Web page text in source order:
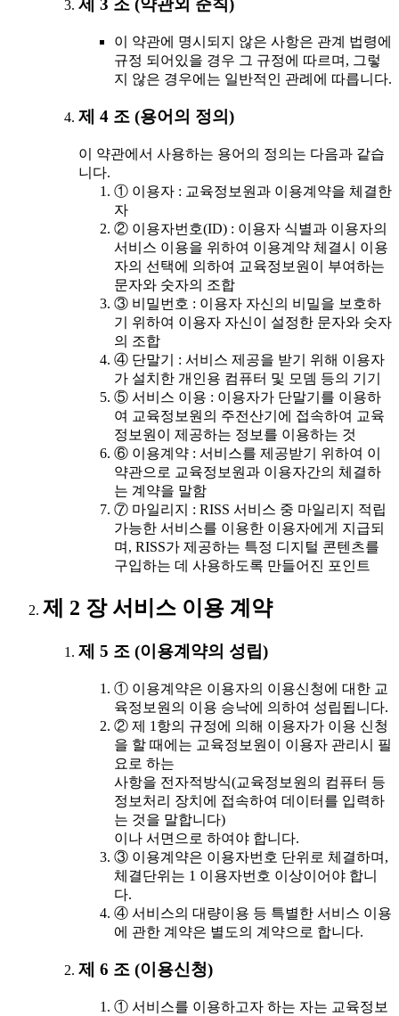
제 3 조 (약관외 준칙)
이 약관에 명시되지 않은 사항은 관계 법령에
규정 되어있을 경우 그 규정에 따르며, 그렇
지 않은 경우에는 일반적인 관례에 따릅니다.
제 4 조 (용어의 정의)
이 약관에서 사용하는 용어의 정의는 다음과 같습
니다.
① 이용자 : 교육정보원과 이용계약을 체결한
자
② 이용자번호(ID) : 이용자 식별과 이용자의
서비스 이용을 위하여 이용계약 체결시 이용
자의 선택에 의하여 교육정보원이 부여하는
문자와 숫자의 조합
③ 비밀번호 : 이용자 자신의 비밀을 보호하
기 위하여 이용자 자신이 설정한 문자와 숫자
의 조합
④ 단말기 : 서비스 제공을 받기 위해 이용자
가 설치한 개인용 컴퓨터 및 모뎀 등의 기기
⑤ 서비스 이용 : 이용자가 단말기를 이용하
여 교육정보원의 주전산기에 접속하여 교육
정보원이 제공하는 정보를 이용하는 것
⑥ 이용계약 : 서비스를 제공받기 위하여 이
약관으로 교육정보원과 이용자간의 체결하
는 계약을 말함
⑦ 마일리지 : RISS 서비스 중 마일리지 적립
가능한 서비스를 이용한 이용자에게 지급되
며, RISS가 제공하는 특정 디지털 콘텐츠를
구입하는 데 사용하도록 만들어진 포인트
제 2 장 서비스 이용 계약
제 5 조 (이용계약의 성립)
① 이용계약은 이용자의 이용신청에 대한 교
육정보원의 이용 승낙에 의하여 성립됩니다.
② 제 1항의 규정에 의해 이용자가 이용 신청
을 할 때에는 교육정보원이 이용자 관리시 필
요로 하는
사항을 전자적방식(교육정보원의 컴퓨터 등
정보처리 장치에 접속하여 데이터를 입력하
는 것을 말합니다)
이나 서면으로 하여야 합니다.
③ 이용계약은 이용자번호 단위로 체결하며,
체결단위는 1 이용자번호 이상이어야 합니
다.
④ 서비스의 대량이용 등 특별한 서비스 이용
에 관한 계약은 별도의 계약으로 합니다.
제 6 조 (이용신청)
① 서비스를 이용하고자 하는 자는 교육정보